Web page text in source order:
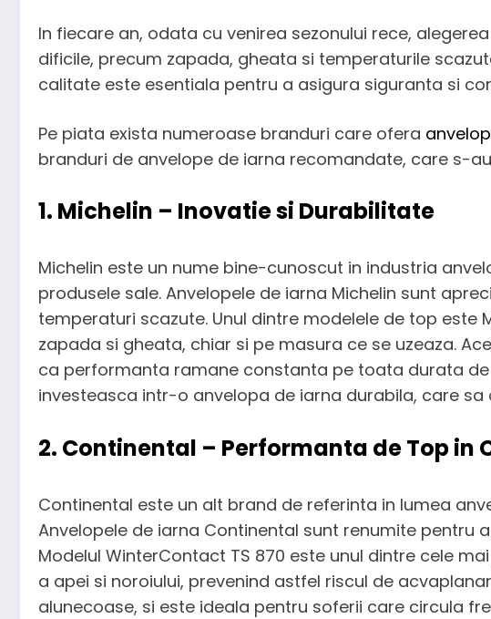
In fiecare an, odata cu venirea sezonului rece,
dificile, precum zapada, gheata si temperaturile
calitate este esentiala pentru a asigura siguranta si
Pe piata exista numeroase branduri care ofera
branduri de anvelope de iarna recomandate, care s-
1. Michelin – Inovatie si Durabilitate
Michelin este un nume bine-cunoscut in industria
produsele sale. Anvelopele de iarna Michelin sunt
temperaturi scazute. Unul dintre modelele de top
zapada si gheata, chiar si pe masura ce se uzeaza.
ca performanta ramane constanta pe toata durata
investeasca intr-o anvelopa de iarna durabila, care
2. Continental – Performanta de Top in
Continental este un alt brand de referinta in lumea
Anvelopele de iarna Continental sunt renumite
Modelul WinterContact TS 870 este unul dintre cele
a apei si noroiului, prevenind astfel riscul de
alunecoase, si este ideala pentru soferii care circula